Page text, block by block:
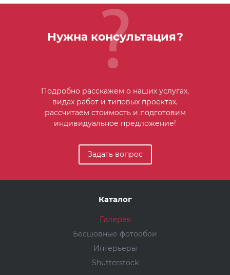
Нужна консультация?
Подробно расскажем о наших услугах,
видах работ и типовых проектах,
рассчитаем стоимость и подготовим
индивидуальное предложение!
Задать вопрос
Каталог
Галерея
Бесшовные фотообои
Интерьеры
Shutterstock